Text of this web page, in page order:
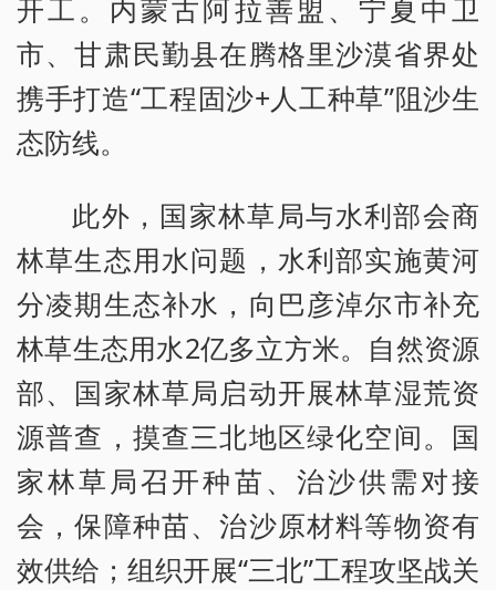
开工。内蒙古阿拉善盟、宁夏中卫
市、甘肃民勤县在腾格里沙漠省界处
携手打造“工程固沙+人工种草”阻沙生
态防线。
此外，国家林草局与水利部会商
林草生态用水问题，水利部实施黄河
分凌期生态补水，向巴彦淖尔市补充
林草生态用水2亿多立方米。自然资源
部、国家林草局启动开展林草湿荒资
源普查，摸查三北地区绿化空间。国
家林草局召开种苗、治沙供需对接
会，保障种苗、治沙原材料等物资有
效供给；组织开展“三北”工程攻坚战关